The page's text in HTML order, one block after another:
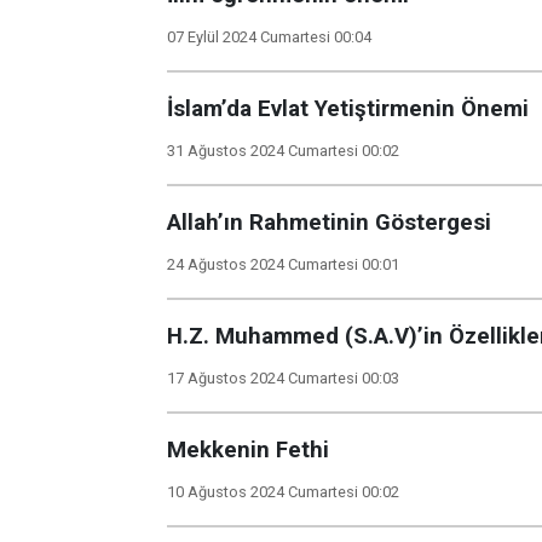
07 Eylül 2024 Cumartesi 00:04
İslam’da Evlat Yetiştirmenin Önemi
31 Ağustos 2024 Cumartesi 00:02
Allah’ın Rahmetinin Göstergesi
24 Ağustos 2024 Cumartesi 00:01
H.Z. Muhammed (S.A.V)’in
17 Ağustos 2024 Cumartesi 00:03
Mekkenin Fethi
10 Ağustos 2024 Cumartesi 00:02